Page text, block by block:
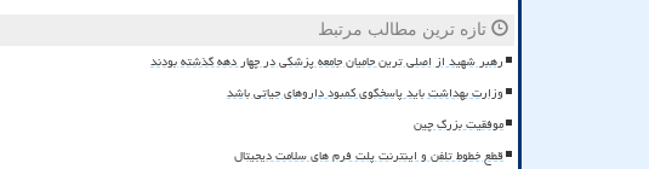
تازه ترین مطالب مرتبط
رهبر شهید از اصلی ترین حامیان جامعه پزشکی در چهار دهه گذشته بودند
وزارت بهداشت باید پاسخگوی کمبود داروهای حیاتی باشد
موفقیت بزرگ چین
قطع خطوط تلفن و اینترنت پلت فرم های سلامت دیجیتال